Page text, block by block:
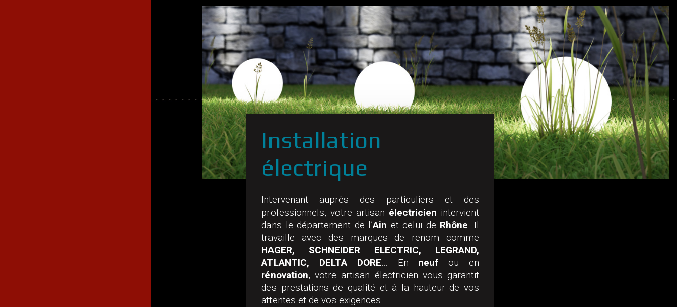
Installation
électrique
Intervenant auprès des particuliers et des
professionnels, votre artisan électricien intervient
dans le département de l’Ain et celui de Rhône. Il
travaille avec des marques de renom comme
HAGER, SCHNEIDER ELECTRIC, LEGRAND,
ATLANTIC, DELTA DORE… En neuf ou en
rénovation, votre artisan électricien vous garantit
des prestations de qualité et à la hauteur de vos
attentes et de vos exigences.